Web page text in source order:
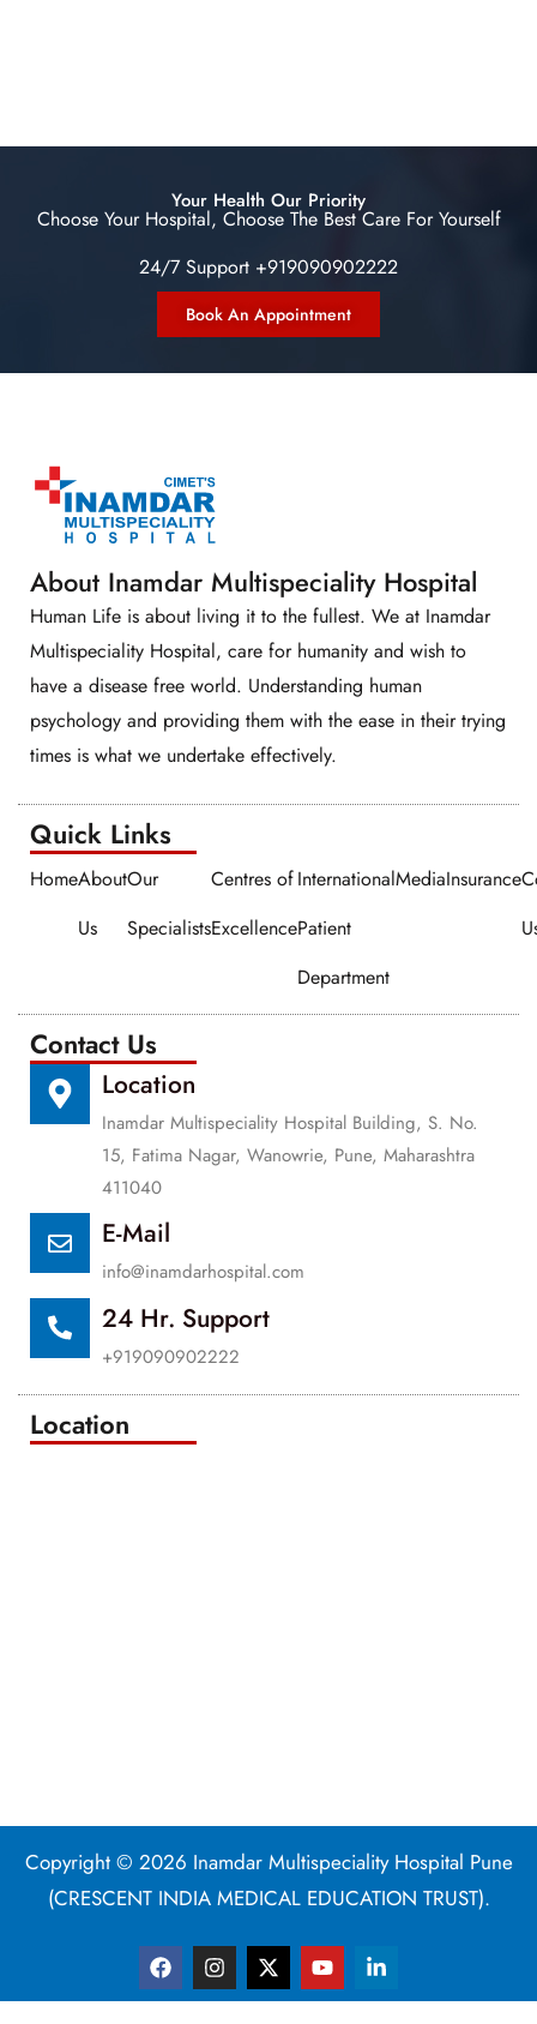
Your Health Our Priority
Choose Your Hospital, Choose The Best Care For Yourself
24/7 Support +919090902222
Book An Appointment
About Inamdar Multispeciality Hospital
Human Life is about living it to the fullest. We at Inamdar
Multispeciality Hospital, care for humanity and wish to
have a disease free world. Understanding human
psychology and providing them with the ease in their trying
times is what we undertake effectively.
Quick Links​​
HomeAbout
Us
Our
Specialists
Centres of
Excellence
International
Patient
Department
MediaInsurance
Contact Us
Location
Inamdar Multispeciality Hospital Building, S. No.
15, Fatima Nagar, Wanowrie, Pune, Maharashtra
411040
E-Mail
info@inamdarhospital.com
24 Hr. Support
+919090902222
Location
Copyright © 2026 Inamdar Multispeciality Hospital Pune
(CRESCENT INDIA MEDICAL EDUCATION TRUST).
F
a
c
I
n
s
X
-
t
Y
o
u
L
i
n